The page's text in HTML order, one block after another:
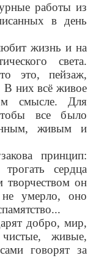
работы из
в день
жизнь и на
света.
это, пейзаж,
В них всё живое
смысле. Для
все было
живым и
принцип:
сердца
творчеством он
не умерло, оно
...
добро, мир,
чистые, живые,
говорят за